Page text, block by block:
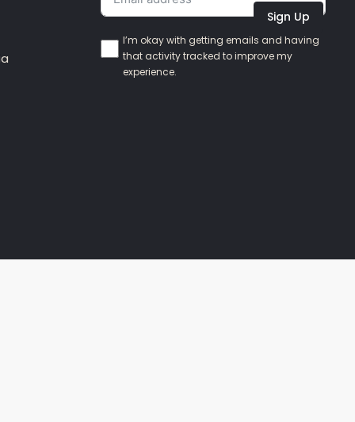
Sign Up
I’m okay with getting emails and having
that activity tracked to improve my
experience.